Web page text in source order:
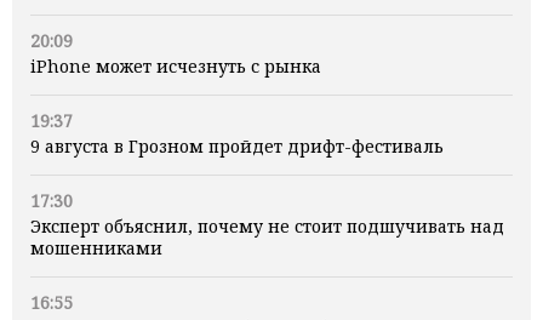
20:09
iPhone может исчезнуть с рынка
19:37
9 августа в Грозном пройдет дрифт-фестиваль
17:30
Эксперт объяснил, почему не стоит подшучивать над
мошенниками
16:55